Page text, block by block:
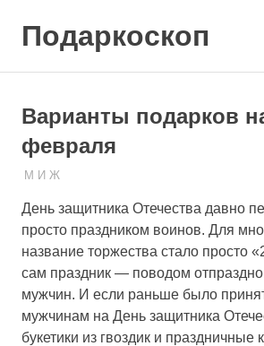
Подаркоскоп
подарить
Варианты подарков
февраля
20.03.2023
ПОДАРЧЕК
М И Ж
День защитника Отечества давно
просто праздником воинов. Для
название торжества стало просто
сам праздник — поводом
мужчин. И если раньше было
мужчинам на День защитника
букетики из гвоздик и праздничные